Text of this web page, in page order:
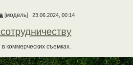
[модель] 23.06.2024, 00:14
коммерческих съемках.